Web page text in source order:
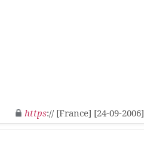
https:// [France] [24-09-2006]